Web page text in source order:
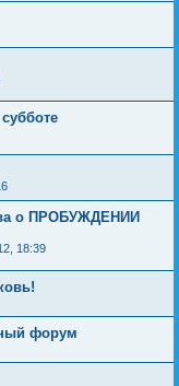
о ПРОБУЖДЕНИИ
18:39
форум